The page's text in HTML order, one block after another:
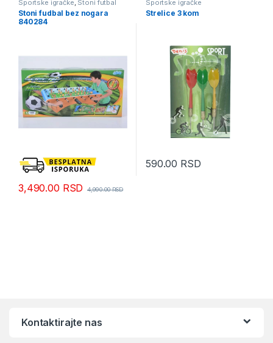
Sportske igračke Stoni futbal
Stoni fudbal bez nogara
840284
3,490.00 RSD 4,990.00RSD
Sportske igračke
Strelice 3 kom
590.00 RSD
Kontaktirajte nas